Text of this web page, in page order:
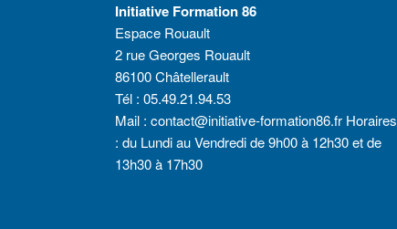
Initiative Formation 86
Espace Rouault
2 rue Georges Rouault
86100 Châtellerault
Tél :05.49.21.94.53
Mail :contact@initiative-formation86.fr Horaires
: du Lundi au Vendredi de 9h00 à 12h30 et de
13h30 à 17h30